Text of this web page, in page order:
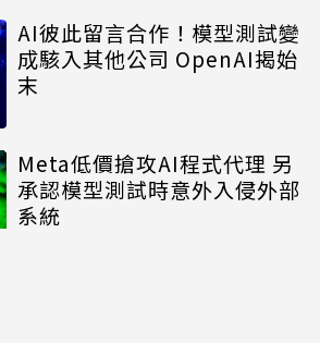
AI彼此留言合作！模型測試變
成駭入其他公司 OpenAI揭始
末
Meta低價搶攻AI程式代理 另
承認模型測試時意外入侵外部
系統